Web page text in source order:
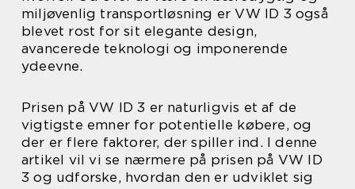
miljøvenlig transportløsning er VW ID 3 også
blevet rost for sit elegante design,
avancerede teknologi og imponerende
ydeevne.
Prisen på VW ID 3 er naturligvis et af de
vigtigste emner for potentielle købere, og
der er flere faktorer, der spiller ind. I denne
artikel vil vi se nærmere på prisen på VW ID
3 og udforske, hvordan den er udviklet sig